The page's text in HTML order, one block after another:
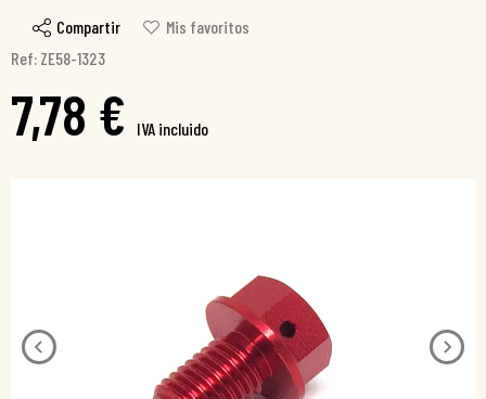
Compartir
Mis favoritos
Ref: ZE58-1323
7,78 € IVA incluido